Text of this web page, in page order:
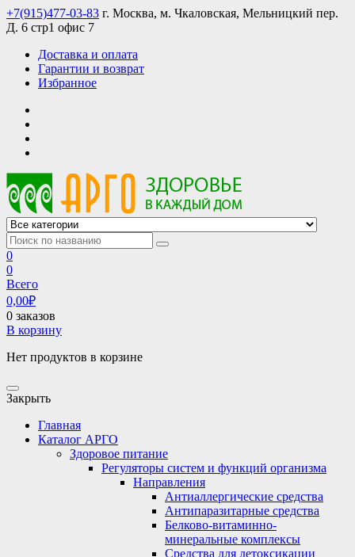
Skip
to
+7(915)477-03-83 г. Москва, м. Чкаловская, Мельницкий пер.
Д. 6 стр1 офис 7
Доставка и оплата
Гарантии и возврат
Избранное
АРГО интернет магазин, доставка в Москве и по всей России
АРГО каталог каталог продукции, официальные цены
0
0
Всего
0,00₽
0 заказов
В корзину
Нет продуктов в корзине
Закрыть
Главная
Каталог АРГО
Здоровое питание
Регуляторы систем и функций организма
Направления
Антиаллергические средства
Антипаразитарные средства
Белково-витаминно-
минеральные комплексы
Средства для детоксикации